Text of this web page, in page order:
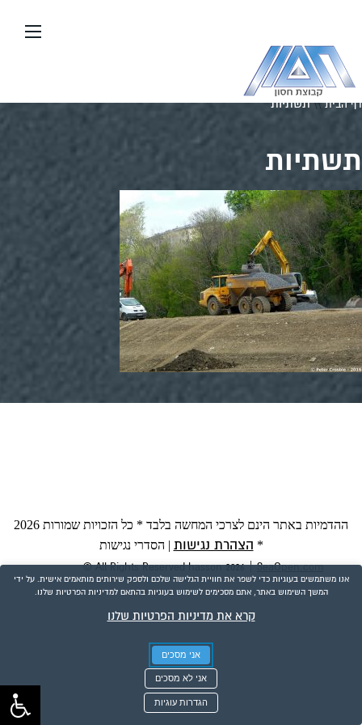
העמוד
דף הבית\\תשתיות
תשתיות
ההדמיות באתר הינם לצרכי המחשה בלבד * כל הזכויות שמורות 2026
* הצהרת נגישות | הסדרי נגישות
SeaOpen.com
|
© All Rights Reserved hasson 2026
אנו משתמשים בעוגיות כדי לשפר את חוויית הגלישה שלכם ולספק שירותים מותאמים אישית. על ידי
המשך השימוש באתר, אתם מסכימים לשימוש בעוגיות בהתאם למדיניות הפרטיות שלנו.
קרא את מדיניות הפרטיות שלנו
אני מסכים
אני לא מסכים
הגדרות עוגיות